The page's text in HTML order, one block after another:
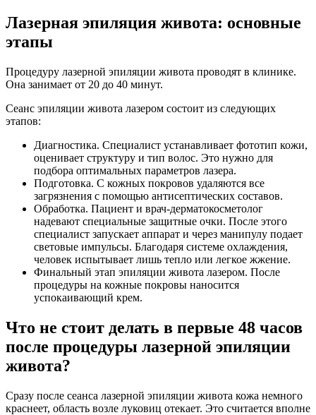
Лазерная эпиляция живота: основные
этапы
Процедуру лазерной эпиляции живота проводят в клинике.
Она занимает от 20 до 40 минут.
Сеанс эпиляции живота лазером состоит из следующих
этапов:
Диагностика. Специалист устанавливает фототип кожи,
оценивает структуру и тип волос. Это нужно для
подбора оптимальных параметров лазера.
Подготовка. С кожных покровов удаляются все
загрязнения с помощью антисептических составов.
Обработка. Пациент и врач-дерматокосметолог
надевают специальные защитные очки. После этого
специалист запускает аппарат и через манипулу подает
световые импульсы. Благодаря системе охлаждения,
человек испытывает лишь тепло или легкое жжение.
Финальный этап эпиляции живота лазером. После
процедуры на кожные покровы наносится
успокаивающий крем.
Что не стоит делать в первые 48 часов
после процедуры лазерной эпиляции
живота?
Сразу после сеанса лазерной эпиляции живота кожа немного
краснеет, область возле луковиц отекает. Это считается вполне